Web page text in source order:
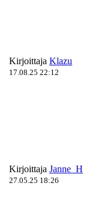
Kirjoittaja Klazu
17.08.25 22:12
Kirjoittaja Janne_H
27.05.25 18:26